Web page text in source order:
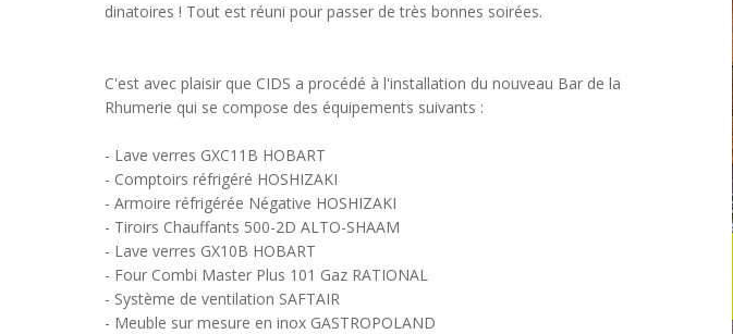
dinatoires ! Tout est réuni pour passer de très bonnes soirées.
C'est avec plaisir que CIDS a procédé à l'installation du nouveau Bar de la
Rhumerie qui se compose des équipements suivants :
- Lave verres GXC11B HOBART
- Comptoirs réfrigéré HOSHIZAKI
- Armoire réfrigérée Négative HOSHIZAKI
- Tiroirs Chauffants 500-2D ALTO-SHAAM
- Lave verres GX10B HOBART
- Four Combi Master Plus 101 Gaz RATIONAL
- Système de ventilation SAFTAIR
- Meuble sur mesure en inox GASTROPOLAND